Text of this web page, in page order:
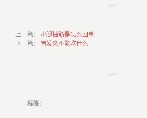
上一篇 ： 小腿抽筋是怎么回事
下一篇 ： 胃发炎不能吃什么
标签：